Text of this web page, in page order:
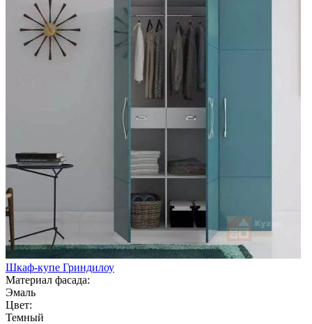
Шкаф-купе Гриндилоу
Материал фасада:
Эмаль
Цвет:
Темный